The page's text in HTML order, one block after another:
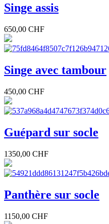
Singe assis
650,00 CHF
Singe avec tambour
450,00 CHF
Guépard sur socle
1350,00 CHF
Panthère sur socle
1150,00 CHF